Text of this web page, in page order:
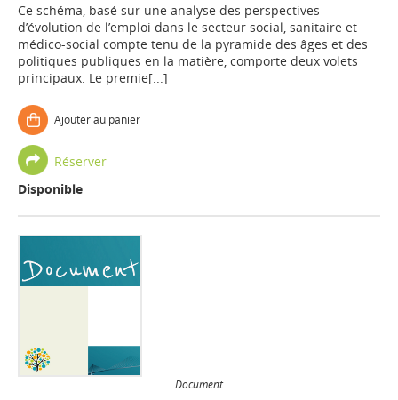
Ce schéma, basé sur une analyse des perspectives
d’évolution de l’emploi dans le secteur social, sanitaire et
médico-social compte tenu de la pyramide des âges et des
politiques publiques en la matière, comporte deux volets
principaux. Le premie[...]
Ajouter au panier
Réserver
Disponible
Document